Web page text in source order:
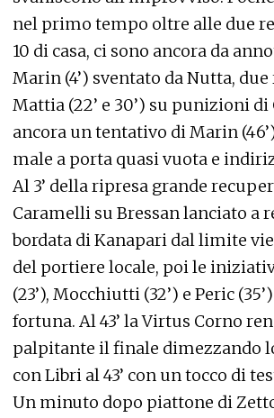
nel primo tempo oltre alle due
10 di casa, ci sono ancora da
Marin (4’) sventato da Nutta,
Mattia (22’ e 30’) su punizioni di
ancora un tentativo di Marin
male a porta quasi vuota e
Al 3’ della ripresa grande
Caramelli su Bressan lanciato a
bordata di Kanapari dal limite
del portiere locale, poi le
(23’), Mocchiutti (32’) e Peric
fortuna. Al 43’ la Virtus Corno
palpitante il finale dimezzando
con Libri al 43’ con un tocco di
Un minuto dopo piattone di